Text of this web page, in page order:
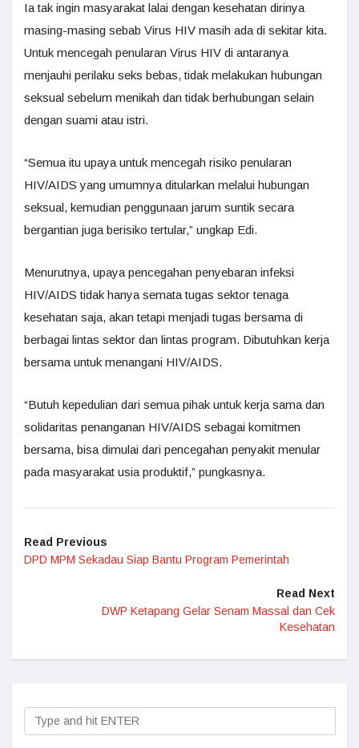
Ia tak ingin masyarakat lalai dengan kesehatan dirinya
masing-masing sebab Virus HIV masih ada di sekitar kita.
Untuk mencegah penularan Virus HIV di antaranya
menjauhi perilaku seks bebas, tidak melakukan hubungan
seksual sebelum menikah dan tidak berhubungan selain
dengan suami atau istri.
“Semua itu upaya untuk mencegah risiko penularan
HIV/AIDS yang umumnya ditularkan melalui hubungan
seksual, kemudian penggunaan jarum suntik secara
bergantian juga berisiko tertular,” ungkap Edi.
Menurutnya, upaya pencegahan penyebaran infeksi
HIV/AIDS tidak hanya semata tugas sektor tenaga
kesehatan saja, akan tetapi menjadi tugas bersama di
berbagai lintas sektor dan lintas program. Dibutuhkan kerja
bersama untuk menangani HIV/AIDS.
“Butuh kepedulian dari semua pihak untuk kerja sama dan
solidaritas penanganan HIV/AIDS sebagai komitmen
bersama, bisa dimulai dari pencegahan penyakit menular
pada masyarakat usia produktif,” pungkasnya.
Read Previous
DPD MPM Sekadau Siap Bantu Program Pemerintah
Read Next
DWP Ketapang Gelar Senam Massal dan Cek
Kesehatan